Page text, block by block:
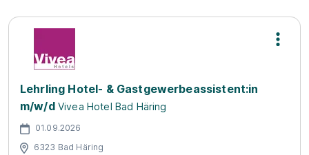
Lehrling Hotel- & Gastgewerbeassistent:in
m/w/d Vivea Hotel Bad Häring
01.09.2026
6323 Bad Häring